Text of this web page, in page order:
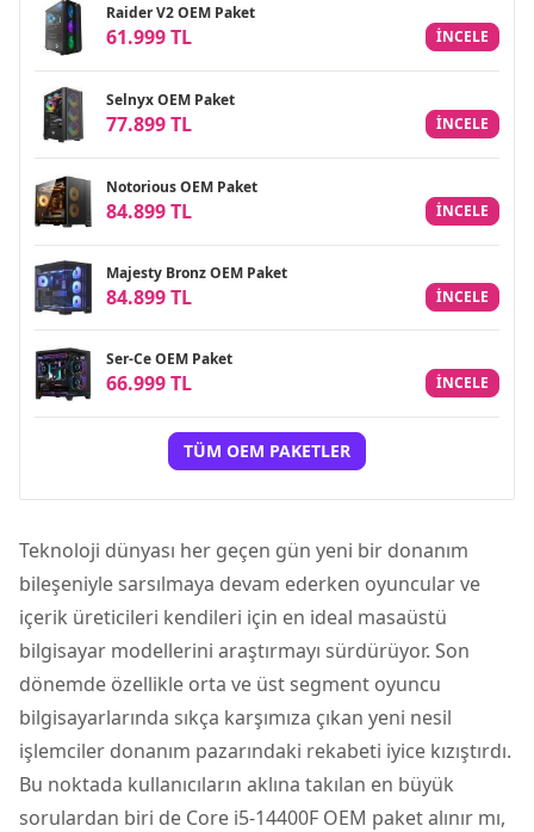
Raider V2 OEM Paket
61.999 TL INCELE
Selnyx OEM Paket
77.899 TL INCELE
Notorious OEM Paket
84.899 TL INCELE
Majesty Bronz OEM Paket
84.899 TL INCELE
Ser-Ce OEM Paket
66.999 TL INCELE
TÜM OEM PAKETLER
Teknoloji dünyası her geçen gün yeni bir donanım
bileşeniyle sarsılmaya devam ederken oyuncular ve
içerik üreticileri kendileri için en ideal masaüstü
bilgisayar modellerini araştırmayı sürdürüyor. Son
dönemde özellikle orta ve üst segment oyuncu
bilgisayarlarında sıkça karşımıza çıkan yeni nesil
işlemciler donanım pazarındaki rekabeti iyice kızıştırdı.
Bu noktada kullanıcıların aklına takılan en büyük
sorulardan biri de Core i5-14400F OEM paket alınır mı,